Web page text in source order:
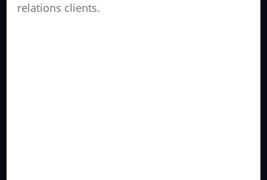
relations clients.